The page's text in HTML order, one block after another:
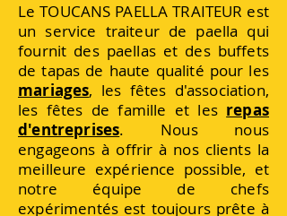
Le TOUCANS PAELLA TRAITEUR est
un service traiteur de paella qui
fournit des paellas et des buffets
de tapas de haute qualité pour les
mariages, les fêtes d'association,
les fêtes de famille et les repas
d'entreprises. Nous nous
engageons à offrir à nos clients la
meilleure expérience possible, et
notre équipe de chefs
expérimentés est toujours prête à